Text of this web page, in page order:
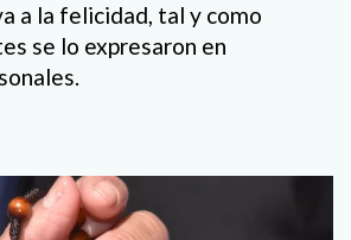
a la felicidad, tal y como
se lo expresaron en